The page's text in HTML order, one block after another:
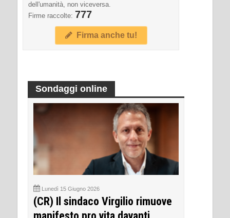
dell'umanità, non viceversa.
Firme raccolte: 777
Firma anche tu!
Sondaggi online
Lunedì 15 Giugno 2026
(CR) Il sindaco Virgilio rimuove